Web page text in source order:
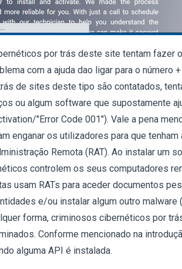
por trás deste site tentam fazer
com a ajuda dao ligar para o número
de sites deste tipo são contatados,
ou algum software que supostamente
"Error Code 001"). Vale a pena
enganar os utilizadores para que
Remota (RAT). Ao instalar
controlem os seus computadores
usam RATs para aceder documentos
e/ou instalar algum outro malware
forma, criminosos cibernéticos por
Conforme mencionado na
alguma API é instalada.